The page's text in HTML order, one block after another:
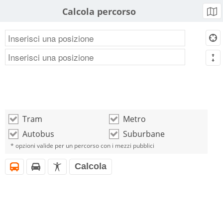
Calcola percorso b
d
m
o Tram o Metro
o Autobus o Suburbane
* opzioni valide per un percorso con i mezzi pubblici
i h l Calcola